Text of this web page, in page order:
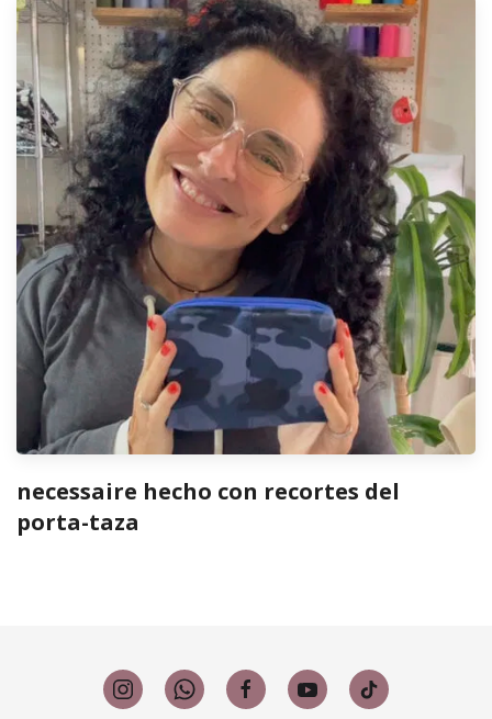
necessaire hecho con recortes del
porta-taza